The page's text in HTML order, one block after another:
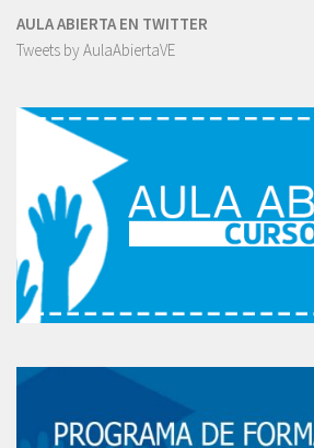
AULA ABIERTA EN TWITTER
Tweets by AulaAbiertaVE